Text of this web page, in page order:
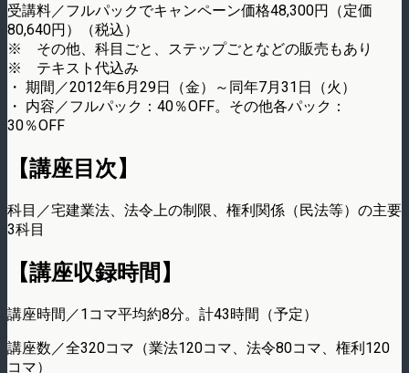
受講料／フルパックでキャンペーン価格48,300円（定価
80,640円）（税込）
※ その他、科目ごと、ステップごとなどの販売もあり
※ テキスト代込み
・ 期間／2012年6月29日（金）～同年7月31日（火）
・ 内容／フルパック：40％OFF。その他各パック：
30％OFF
【講座目次】
科目／宅建業法、法令上の制限、権利関係（民法等）の主要
3科目
【講座収録時間】
講座時間／1コマ平均約8分。計43時間（予定）
講座数／全320コマ（業法120コマ、法令80コマ、権利120
コマ）